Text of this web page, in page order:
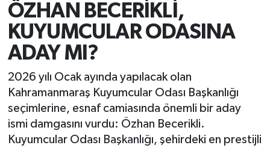
ÖZHAN BECERİKLİ,
KUYUMCULAR ODASINA
ADAY MI?
2026 yılı Ocak ayında yapılacak olan
Kahramanmaraş Kuyumcular Odası Başkanlığı
seçimlerine, esnaf camiasında önemli bir aday
ismi damgasını vurdu: Özhan Becerikli.
Kuyumcular Odası Başkanlığı, şehirdeki en prestijli
Süper Lig Puan Durumu ve Fikstür
Tüm Manşetler
Son Dakika Haberleri
Haber Arşivi